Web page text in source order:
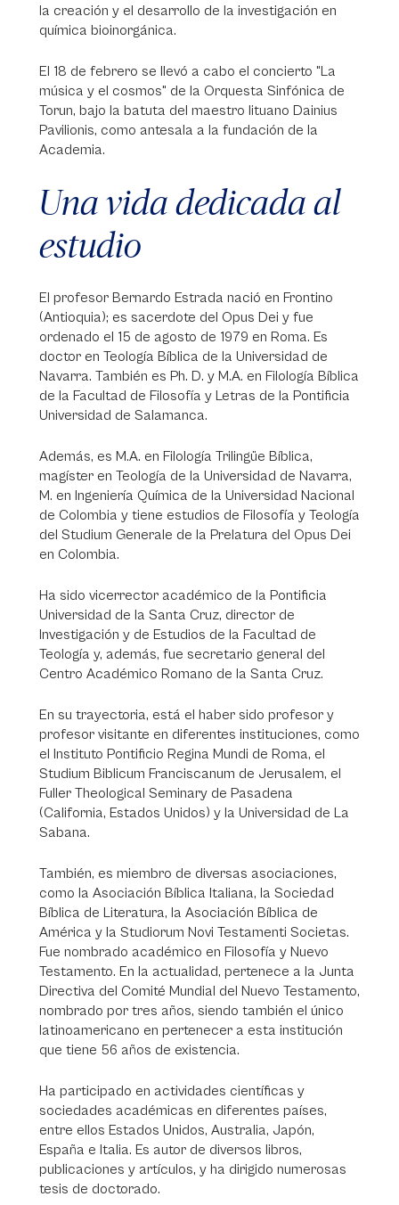
la creación y el desarrollo de la investigación en
química bioinorgánica.
El 18 de febrero se llevó a cabo el concierto "La
música y el cosmos" de la Orquesta Sinfónica de
Torun, bajo la batuta del maestro lituano Dainius
Pavilionis, como antesala a la fundación de la
Academia.
Una vida dedicada al
estudio
El profesor Bernardo Estrada nació en Frontino
(Antioquia); es sacerdote del Opus Dei y fue
ordenado el 15 de agosto de 1979 en Roma. Es
doctor en Teología Bíblica de la Universidad de
Navarra. También es Ph. D. y M.A. en Filología Bíblica
de la Facultad de Filosofía y Letras de la Pontificia
Universidad de Salamanca.
Además, es M.A. en Filología Trilingüe Bíblica,
magíster en Teología de la Universidad de Navarra,
M. en Ingeniería Química de la Universidad Nacional
de Colombia y tiene estudios de Filosofía y Teología
del Studium Generale de la Prelatura del Opus Dei
en Colombia.
Ha sido vicerrector académico de la Pontificia
Universidad de la Santa Cruz, director de
Investigación y de Estudios de la Facultad de
Teología y, además, fue secretario general del
Centro Académico Romano de la Santa Cruz.
En su trayectoria, está el haber sido profesor y
profesor visitante en diferentes instituciones, como
el Instituto Pontificio Regina Mundi de Roma, el
Studium Biblicum Franciscanum de Jerusalem, el
Fuller Theological Seminary de Pasadena
(California, Estados Unidos) y la Universidad de La
Sabana.
También, es miembro de diversas asociaciones,
como la Asociación Bíblica Italiana, la Sociedad
Bíblica de Literatura, la Asociación Bíblica de
América y la Studiorum Novi Testamenti Societas.
Fue nombrado académico en Filosofía y Nuevo
Testamento. En la actualidad, pertenece a la Junta
Directiva del Comité Mundial del Nuevo Testamento,
nombrado por tres años, siendo también el único
latinoamericano en pertenecer a esta institución
que tiene 56 años de existencia.
Ha participado en actividades científicas y
sociedades académicas en diferentes países,
entre ellos Estados Unidos, Australia, Japón,
España e Italia. Es autor de diversos libros,
publicaciones y artículos, y ha dirigido numerosas
tesis de doctorado.